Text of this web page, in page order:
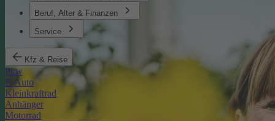
Beruf, Alter & Finanzen
Service
Kfz & Reise
Pkw
E-Auto
Kleinkraftrad
Anhänger
Motorrad